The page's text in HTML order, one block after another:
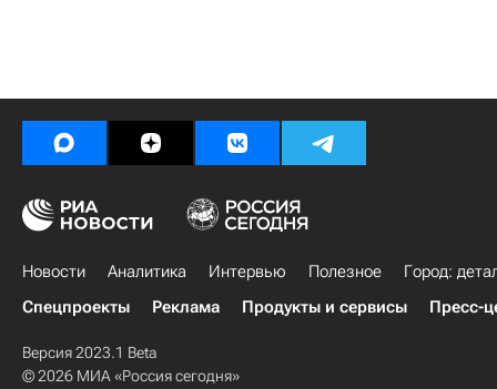
Новости Аналитика Интервью Полезное
Город:
Спецпроекты
Реклама Продукты и сервисы Пресс-
Версия 2023.1 Beta
© 2026 МИА «Россия сегодня»